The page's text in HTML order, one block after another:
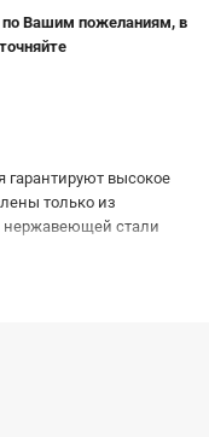
Вашим пожеланиям, в
гарантируют высокое
только из
нержавеющей стали
питании.
слоем;